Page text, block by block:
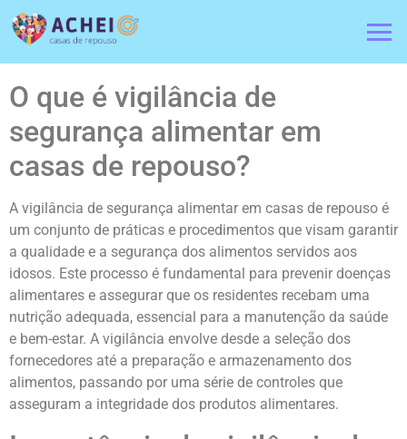
O que é vigilância de
segurança alimentar em
casas de repouso?
A vigilância de segurança alimentar em casas de repouso é
um conjunto de práticas e procedimentos que visam garantir
a qualidade e a segurança dos alimentos servidos aos
idosos. Este processo é fundamental para prevenir doenças
alimentares e assegurar que os residentes recebam uma
nutrição adequada, essencial para a manutenção da saúde
e bem-estar. A vigilância envolve desde a seleção dos
fornecedores até a preparação e armazenamento dos
alimentos, passando por uma série de controles que
asseguram a integridade dos produtos alimentares.